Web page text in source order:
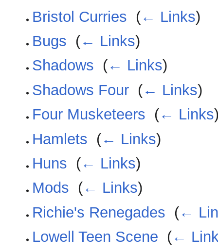
Bristol Curries (← Links)
Bugs (← Links)
Shadows (← Links)
Shadows Four (← Links)
Four Musketeers (← Links
Hamlets (← Links)
Huns (← Links)
Mods (← Links)
Richie's Renegades (←
Lowell Teen Scene (←